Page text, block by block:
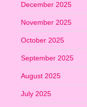
December 2025
November 2025
October 2025
September 2025
August 2025
July 2025